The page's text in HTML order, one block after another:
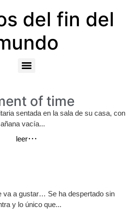
del fin del
of time
sentada en la sala de su casa, con
vacía...
leer
va a gustar… Se ha despertado sin
y lo único que...